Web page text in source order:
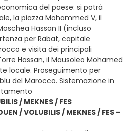
del paese: si potrà
la piazza Mohammed V, il
Hassan II (incluso
per Rabat, capitale
e visita dei principali
Hassan, il Mausoleo Mohamed
locale. Proseguimento per
del Marocco. Sistemazione in
/ MEKNES / FES
/ VOLUBILIS / MEKNES / FES –